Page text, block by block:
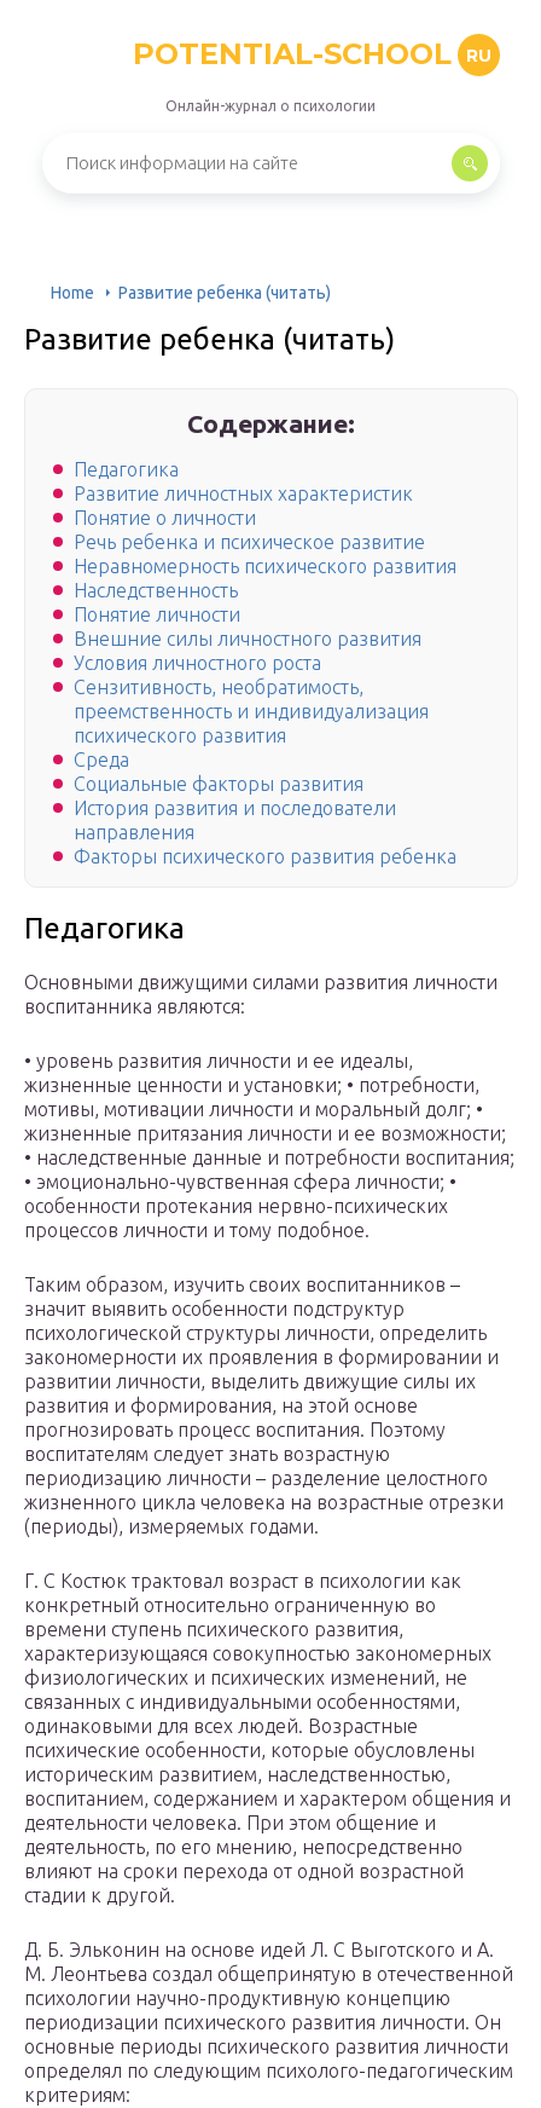
POTENTIAL-SCHOOL RU
Онлайн-журнал о психологии
Home Развитие ребенка (читать)
Развитие ребенка (читать)
Содержание:
Педагогика
Развитие личностных характеристик
Понятие о личности
Речь ребенка и психическое развитие
Неравномерность психического развития
Наследственность
Понятие личности
Внешние силы личностного развития
Условия личностного роста
Сензитивность, необратимость,
преемственность и индивидуализация
психического развития
Среда
Социальные факторы развития
История развития и последователи
направления
Факторы психического развития ребенка
Педагогика
Основными движущими силами развития личности
воспитанника являются:
• уровень развития личности и ее идеалы,
жизненные ценности и установки; • потребности,
мотивы, мотивации личности и моральный долг; •
жизненные притязания личности и ее возможности;
• наследственные данные и потребности воспитания;
• эмоционально-чувственная сфера личности; •
особенности протекания нервно-психических
процессов личности и тому подобное.
Таким образом, изучить своих воспитанников –
значит выявить особенности подструктур
психологической структуры личности, определить
закономерности их проявления в формировании и
развитии личности, выделить движущие силы их
развития и формирования, на этой основе
прогнозировать процесс воспитания. Поэтому
воспитателям следует знать возрастную
периодизацию личности – разделение целостного
жизненного цикла человека на возрастные отрезки
(периоды), измеряемых годами.
Г. С Костюк трактовал возраст в психологии как
конкретный относительно ограниченную во
времени ступень психического развития,
характеризующаяся совокупностью закономерных
физиологических и психических изменений, не
связанных с индивидуальными особенностями,
одинаковыми для всех людей. Возрастные
психические особенности, которые обусловлены
историческим развитием, наследственностью,
воспитанием, содержанием и характером общения и
деятельности человека. При этом общение и
деятельность, по его мнению, непосредственно
влияют на сроки перехода от одной возрастной
стадии к другой.
Д. Б. Эльконин на основе идей Л. С Выготского и А.
М. Леонтьева создал общепринятую в отечественной
психологии научно-продуктивную концепцию
периодизации психического развития личности. Он
основные периоды психического развития личности
определял по следующим психолого-педагогическим
критериям: